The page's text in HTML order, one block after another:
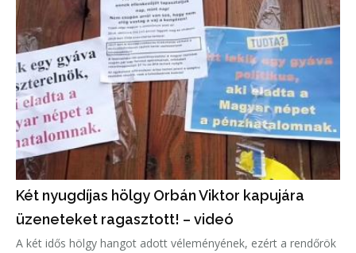
Két nyugdíjas hölgy Orbán Viktor kapujára
üzeneteket ragasztott! – videó
A két idős hölgy hangot adott véleményének, ezért a rendőrök